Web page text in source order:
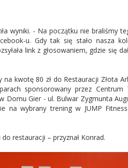
wyniki. - Na początku nie braliśmy
u. Gdy tak się stało nasza
link z głosowaniem, gdzie się
kwotę 80 zł do Restauracji Złota
sponsorowany przez Centrum
Domu Gier - ul. Bulwar Zygmunta
na wybrany trening w JUMP
restauracji – przyznał Konrad.